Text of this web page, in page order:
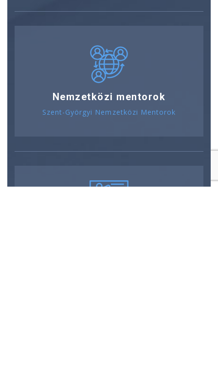
Nemzetközi mentorok
Szent-Györgyi Nemzetközi Mentorok